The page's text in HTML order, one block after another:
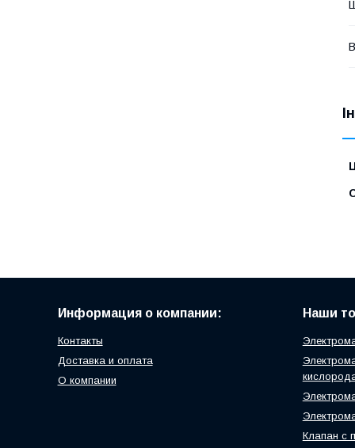
Информация о компании:
Контакты
Доставка и оплата
О компании
Наши
Клапан с